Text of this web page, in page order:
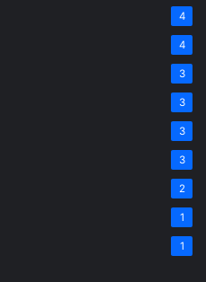
4
4
3
3
3
3
2
1
1